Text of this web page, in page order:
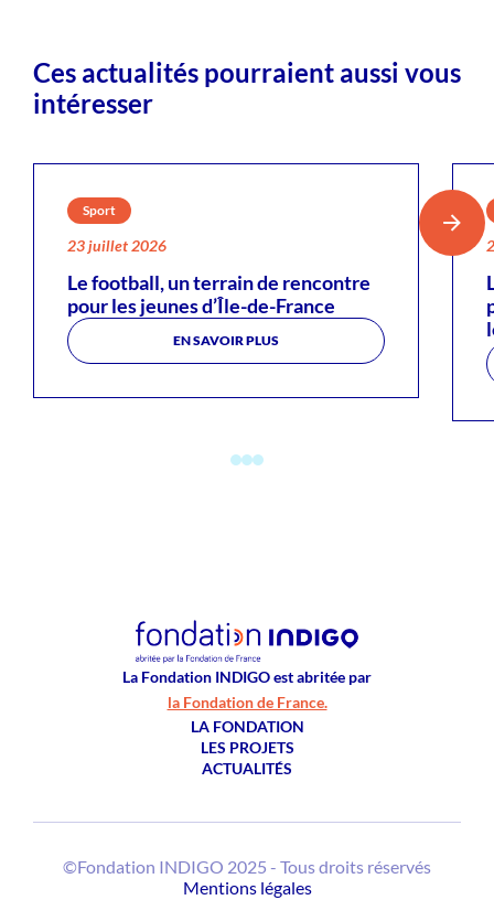
Ces actualités pourraient aussi vous
intéresser
Sport
23 juillet 2026
Le football, un terrain de rencontre
pour les jeunes d’Île-de-France
EN SAVOIR PLUS
La Fondation INDIGO est abritée par
la Fondation de France.
LA FONDATION
LES PROJETS
ACTUALITÉS
©Fondation INDIGO 2025 - Tous droits réservés
Mentions légales